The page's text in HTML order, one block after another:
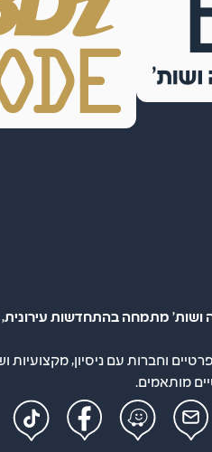
ושות' מתמחה בהתחדשות עירונית,
וחברות עם ניסיון, מקצועיות
מותאמים.